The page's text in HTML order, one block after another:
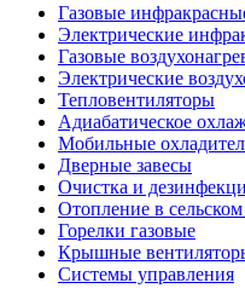
Газовые
Электрические
Газовые
Электрические
Тепловентиляторы
Адиабатическое
Мобильные
Дверные завесы
Очистка и
Отопление в сельском
Горелки газовые
Крышные
Системы управления